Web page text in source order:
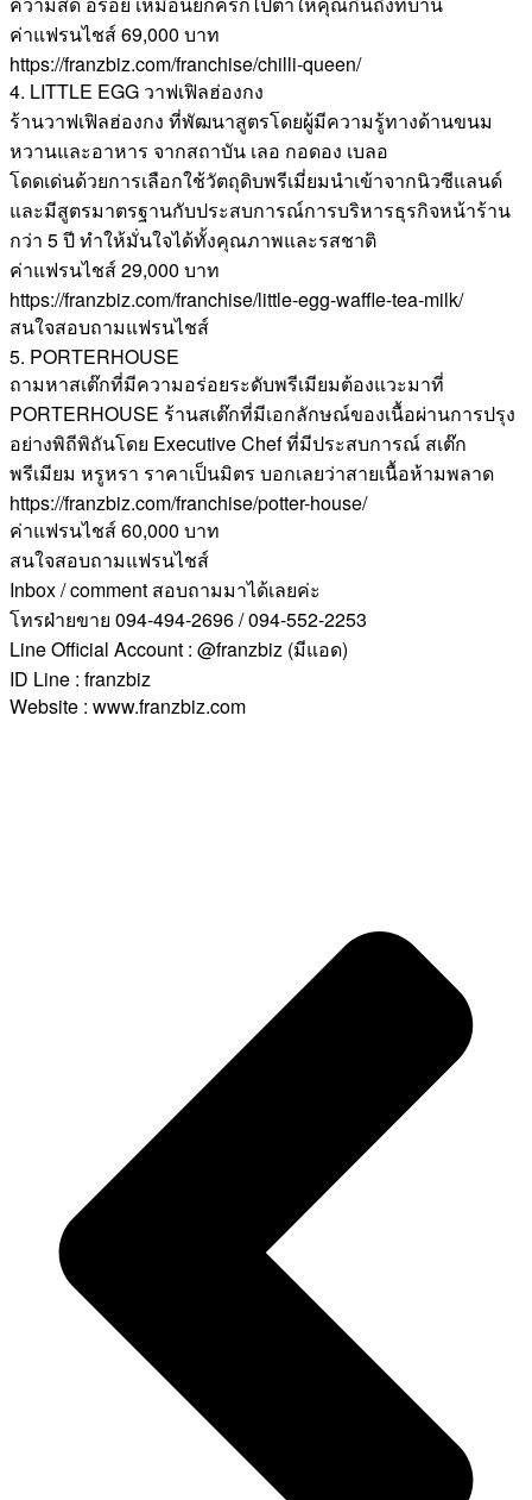
ค่าแฟรนไชส์ 69,000 บาท
https://franzbiz.com/franchise/chilli-queen/
4. LITTLE EGG วาฟเฟิลฮ่องกง
ร้านวาฟเฟิลฮ่องกง ที่พัฒนาสูตรโดยผู้มีความรู้ทางด้านขนม
หวานและอาหาร จากสถาบัน เลอ กอดอง เบลอ
โดดเด่นด้วยการเลือกใช้วัตถุดิบพรีเมี่ยมนำเข้าจากนิวซีแลนด์
และมีสูตรมาตรฐานกับประสบการณ์การบริหารธุรกิจหน้าร้าน
กว่า 5 ปี ทำให้มั่นใจได้ทั้งคุณภาพและรสชาติ
ค่าแฟรนไชส์ 29,000 บาท
https://franzbiz.com/franchise/little-egg-waffle-tea-milk/
สนใจสอบถามแฟรนไชส์
5. PORTERHOUSE
ถามหาสเต๊กที่มีความอร่อยระดับพรีเมียมต้องแวะมาที่
PORTERHOUSE ร้านสเต๊กที่มีเอกลักษณ์ของเนื้อผ่านการปรุง
อย่างพิถีพิถันโดย Executive Chef ที่มีประสบการณ์ สเต๊ก
พรีเมียม หรูหรา ราคาเป็นมิตร บอกเลยว่าสายเนื้อห้ามพลาด
https://franzbiz.com/franchise/potter-house/
ค่าแฟรนไชส์ 60,000 บาท
สนใจสอบถามแฟรนไชส์
Inbox / comment สอบถามมาได้เลยค่ะ
โทรฝ่ายขาย 094-494-2696 / 094-552-2253
Line Official Account : @franzbiz (มีแอด)
ID Line : franzbiz
Website : www.franzbiz.com